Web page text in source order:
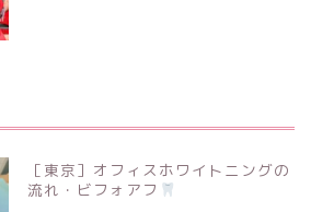
［東京］オフィスホワイトニングの
流れ・ビフォアフ